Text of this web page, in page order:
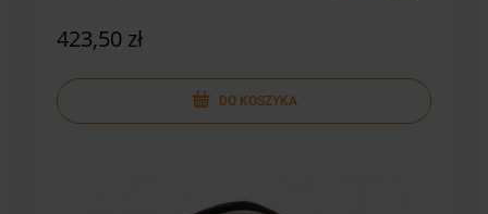
423,50 zł
DO KOSZYKA